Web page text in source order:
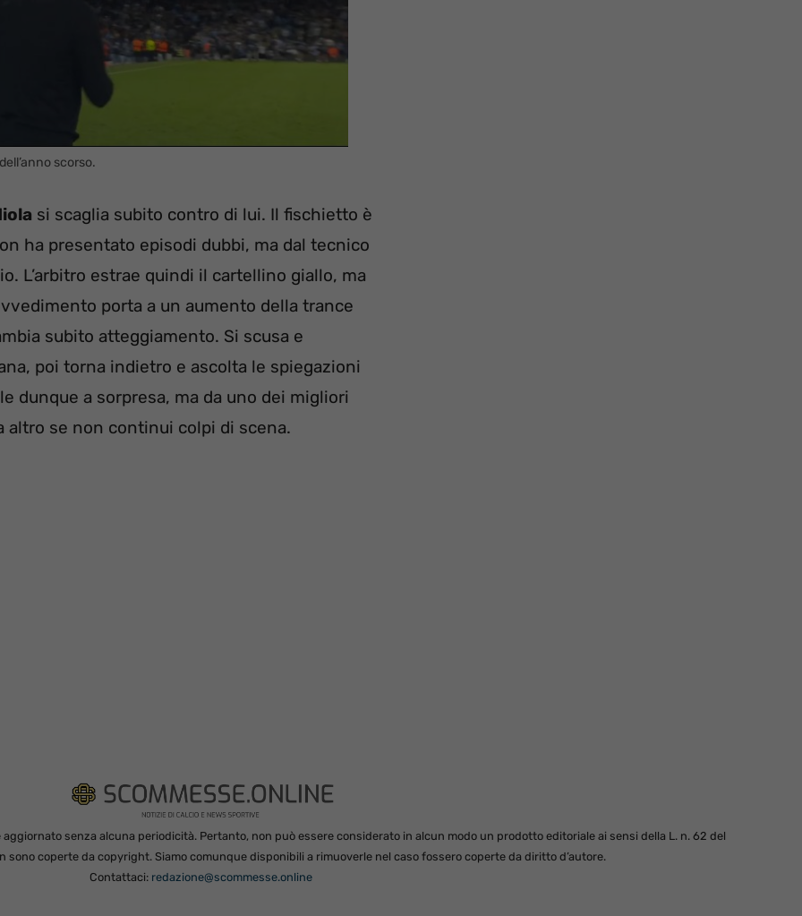
scorso.
si scaglia subito contro di lui. Il fischietto è
ha presentato episodi dubbi, ma dal tecnico
L’arbitro estrae quindi il cartellino giallo, ma
porta a un aumento della trance
subito atteggiamento. Si scusa e
poi torna indietro e ascolta le spiegazioni
dunque a sorpresa, ma da uno dei migliori
se non continui colpi di scena.
senza alcuna periodicità. Pertanto, non può essere considerato in alcun modo un prodotto editoriale ai sensi della L. n. 62 del
sono coperte da copyright. Siamo comunque disponibili a rimuoverle nel caso fossero coperte da diritto d’autore.
Contattaci: redazione@scommesse.online